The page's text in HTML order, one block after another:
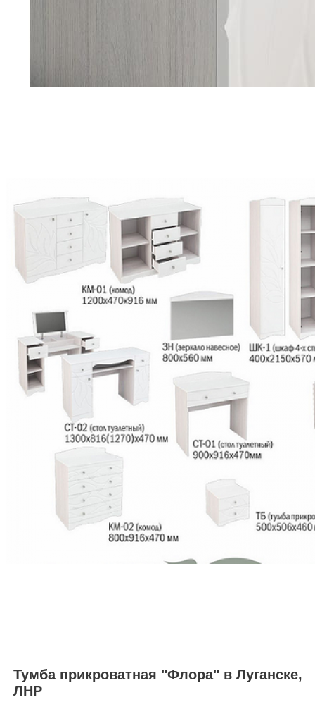
Тумба прикроватная "Флора" в Луганске,
ЛНР